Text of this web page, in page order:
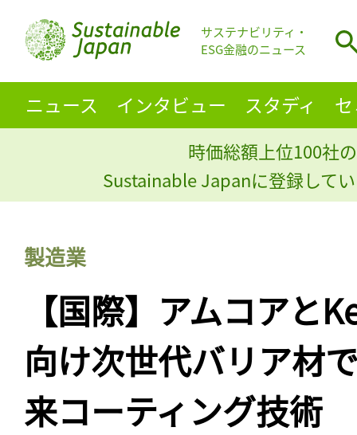
サステナビリティ・
ESG金融のニュース
ニュース インタビュー スタディ
時価総額上位100社
Sustainable Japanに登録して
製造業
【国際】アムコアと
向け次世代バリア材
来コーティング技術